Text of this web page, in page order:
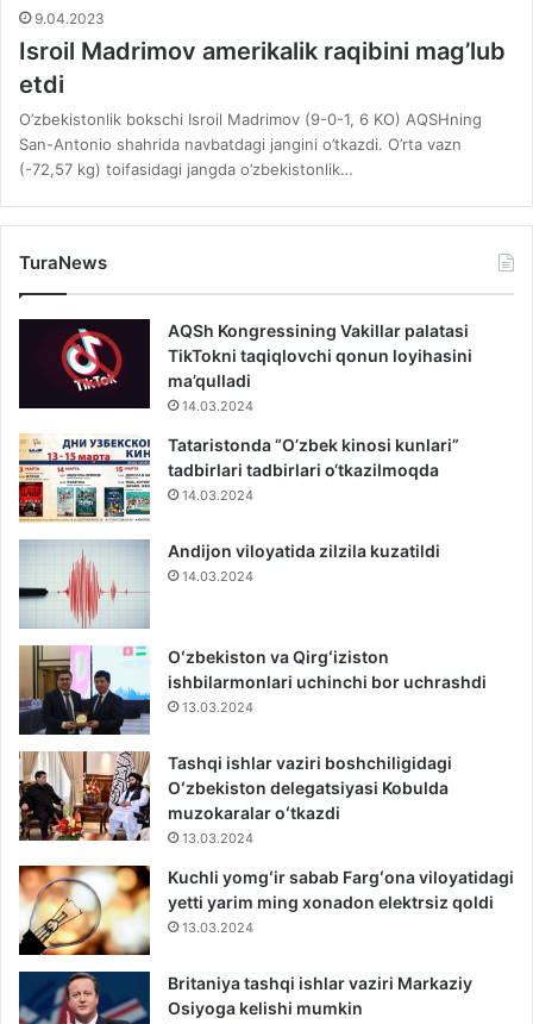
9.04.2023
Isroil Madrimov amerikalik raqibini mag’lub
etdi
O’zbekistonlik bokschi Isroil Madrimov (9-0-1, 6 KO) AQSHning
San-Antonio shahrida navbatdagi jangini o’tkazdi. O’rta vazn
(-72,57 kg) toifasidagi jangda o’zbekistonlik…
TuraNews
AQSh Kongressining Vakillar palatasi
TikTokni taqiqlovchi qonun loyihasini
ma’qulladi
14.03.2024
Tataristonda “O’zbek kinosi kunlari”
tadbirlari tadbirlari o‘tkazilmoqda
14.03.2024
Andijon viloyatida zilzila kuzatildi
14.03.2024
Oʻzbekiston va Qirgʻiziston
ishbilarmonlari uchinchi bor uchrashdi
13.03.2024
Tashqi ishlar vaziri boshchiligidagi
Oʻzbekiston delegatsiyasi Kobulda
muzokaralar oʻtkazdi
13.03.2024
Kuchli yomgʻir sabab Fargʻona viloyatidagi
yetti yarim ming xonadon elektrsiz qoldi
13.03.2024
Britaniya tashqi ishlar vaziri Markaziy
Osiyoga kelishi mumkin